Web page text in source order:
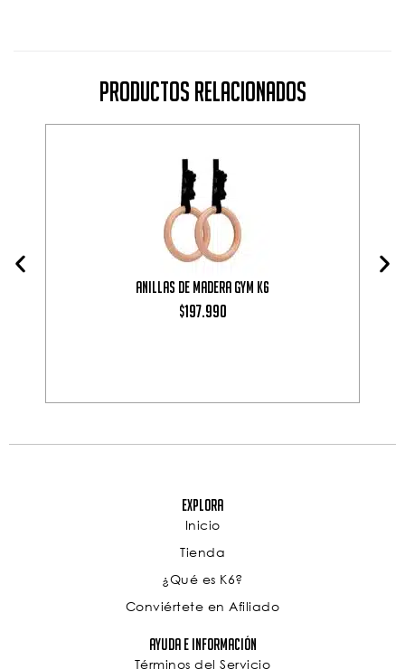
Productos Relacionados
Anillas de madera gym K6
$197.990
Explora
Inicio
Tienda
¿Qué es K6?
Conviértete en Afiliado
Ayuda e Información
Términos del Servicio